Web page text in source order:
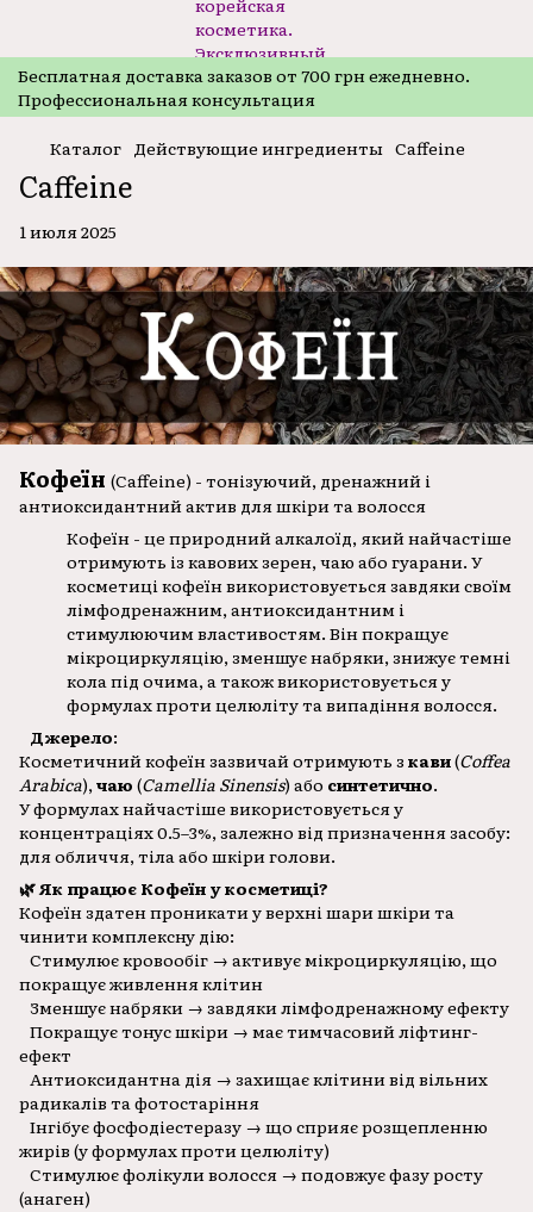
Бесплатная доставка заказов от 700 грн ежедневно.
Профессиональная консультация
Каталог Действующие ингредиенты Caffeine
Caffeine
1 июля 2025
Кофеїн (Caffeine) - тонізуючий, дренажний і
антиоксидантний актив для шкіри та волосся
Кофеїн - це природний алкалоїд, який найчастіше
отримують із кавових зерен, чаю або гуарани. У
косметиці кофеїн використовується завдяки своїм
лімфодренажним, антиоксидантним і
стимулюючим властивостям. Він покращує
мікроциркуляцію, зменшує набряки, знижує темні
кола під очима, а також використовується у
формулах проти целюліту та випадіння волосся.
Джерело:
Косметичний кофеїн зазвичай отримують з кави(Coffea
Arabica),чаю (Camellia Sinensis) або синтетично.
У формулах найчастіше використовується у
концентраціях 0.5–3%, залежно від призначення засобу:
для обличчя, тіла або шкіри голови.
🌿 Як працює Кофеїн у косметиці?
Кофеїн здатен проникати у верхні шари шкіри та
чинити комплексну дію:
Стимулює кровообіг → активує мікроциркуляцію, що
покращує живлення клітин
Зменшує набряки → завдяки лімфодренажному ефекту
Покращує тонус шкіри → має тимчасовий ліфтинг-
ефект
Антиоксидантна дія → захищає клітини від вільних
радикалів та фотостаріння
Інгібує фосфодіестеразу → що сприяє розщепленню
жирів (у формулах проти целюліту)
Стимулює фолікули волосся → подовжує фазу росту
(анаген)